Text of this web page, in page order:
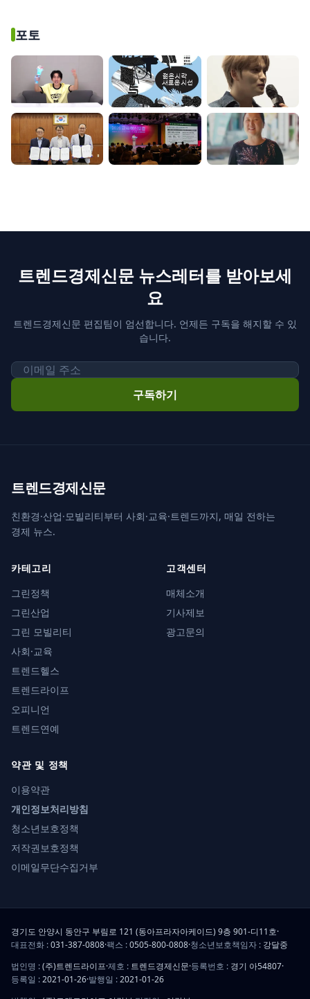
포토
트렌드경제신문 뉴스레터를 받아보세
요
트렌드경제신문 편집팀이 엄선합니다. 언제든 구독을 해지할 수 있
습니다.
이메일
구독하기
트렌드경제신문
친환경·산업·모빌리티부터 사회·교육·트렌드까지, 매일 전하는
경제 뉴스.
카테고리
그린정책
그린산업
그린 모빌리티
사회·교육
트렌드헬스
트렌드라이프
오피니언
트렌드연예
고객센터
매체소개
기사제보
광고문의
약관 및 정책
이용약관
개인정보처리방침
청소년보호정책
저작권보호정책
이메일무단수집거부
경기도 안양시 동안구 부림로 121 (동아프라자아케이드) 9층 901-디11호·
대표전화 :031-387-0808·팩스 :0505-800-0808·청소년보호책임자 : 강달중
법인명 :(주)트렌드라이프·제호 : 트렌드경제신문·등록번호 : 경기 아54807·
등록일 :2021-01-26·발행일 :2021-01-26